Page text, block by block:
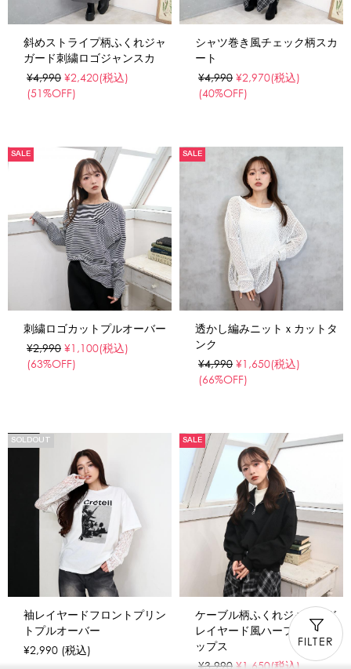
FILTER
斜めストライプ柄ふくれジャ
ガード刺繍ロゴジャンスカ
¥4,990 ¥2,420(税込)
(51%OFF)
シャツ巻き風チェック柄スカ
ート
¥4,990 ¥2,970(税込)
(40%OFF)
SALE
刺繍ロゴカットプルオーバー
¥2,990 ¥1,100(税込)
(63%OFF)
SALE
透かし編みニットｘカットタ
ンク
¥4,990 ¥1,650(税込)
(66%OFF)
SOLDOUT
袖レイヤードフロントプリン
トプルオーバー
¥2,990 (税込)
SALE
ケーブル柄ふくれジャガード
レイヤード風ハーフジップト
ップス
¥3,990 ¥1,650(税込)